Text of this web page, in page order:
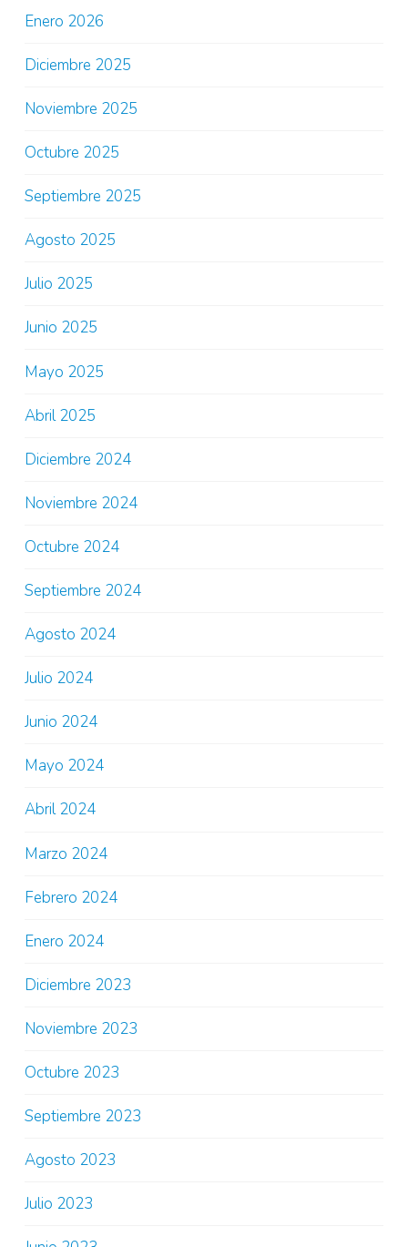
Enero 2026
Diciembre 2025
Noviembre 2025
Octubre 2025
Septiembre 2025
Agosto 2025
Julio 2025
Junio 2025
Mayo 2025
Abril 2025
Diciembre 2024
Noviembre 2024
Octubre 2024
Septiembre 2024
Agosto 2024
Julio 2024
Junio 2024
Mayo 2024
Abril 2024
Marzo 2024
Febrero 2024
Enero 2024
Diciembre 2023
Noviembre 2023
Octubre 2023
Septiembre 2023
Agosto 2023
Julio 2023